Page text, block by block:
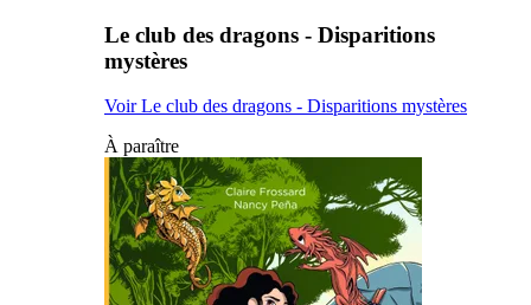
Le club des dragons - Disparitions
mystères
Voir Le club des dragons - Disparitions mystères
À paraître